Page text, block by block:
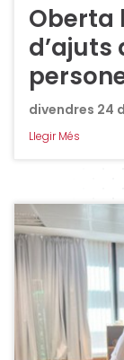
Oberta
d’ajuts
divendres 24
Llegir Més